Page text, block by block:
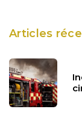
Articles